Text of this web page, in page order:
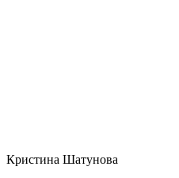
Кристина Шатунова